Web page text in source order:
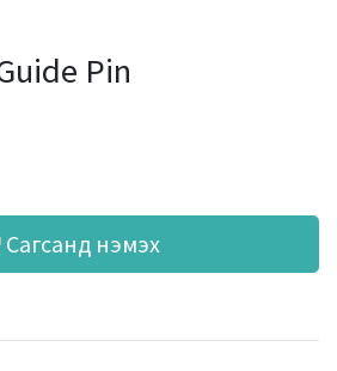
Pin
Сагсанд нэмэх